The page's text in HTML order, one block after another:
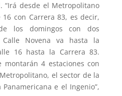
“Irá desde el Metropolitano
con Carrera 83, es decir,
los domingos con dos
Calle Novena va hasta la
16 hasta la Carrera 83.
4 estaciones con
el sector de la
e el Ingenio”,